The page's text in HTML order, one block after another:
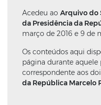
Acedeu ao Arquivo do
da Presidência da
março de 2016 e 9 de
Os conteúdos aqui
página durante aquele
correspondente aos
da República Marcelo